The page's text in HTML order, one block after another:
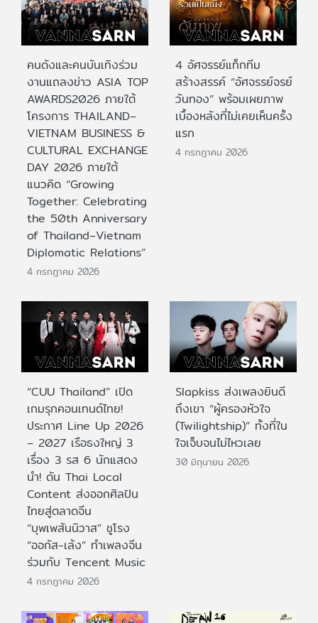
คนดังและคนบันเทิงร่วม
งานแถลงข่าว ASIA TOP
AWARDS2026 ภายใต้
โครงการ THAILAND–
VIETNAM BUSINESS &
CULTURAL EXCHANGE
DAY 2026 ภายใต้
แนวคิด “Growing
Together: Celebrating
the 50th Anniversary
of Thailand–Vietnam
Diplomatic Relations”
4 กรกฎาคม 2026
4 อัศจรรย์แท็กทีม
สร้างสรรค์ “อัศจรรย์จรย์
วันทอง” พร้อมเผยภาพ
เบื้องหลังที่ไม่เคยเห็นครั้ง
แรก
4 กรกฎาคม 2026
“CUU Thailand” เปิด
เกมรุกคอนเทนต์ไทย!
ประกาศ Line Up 2026
– 2027 เรือธงใหญ่ 3
เรื่อง 3 รส 6 นักแสดง
นำ! ดัน Thai Local
Content ส่งออกศิลปิน
ไทยสู่ตลาดจีน
“บุพเพสันนิวาส” ชูโรง
“ออกัส-เล้ง” ทำเพลงจีน
ร่วมกับ Tencent Music
4 กรกฎาคม 2026
Slapkiss ส่งเพลงยินดี
ถึงเขา “ผู้ครองหัวใจ
(Twilightship)” ทั้งที่ใน
ใจเจ็บจนไม่ไหวเลย
30 มิถุนายน 2026